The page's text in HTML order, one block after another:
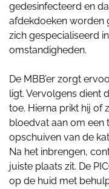
gedesinfecteerd en
afdekdoeken worden
zich gespecialiseerd
omstandigheden.
De MBB’er zorgt
ligt. Vervolgens dient
toe. Hierna prikt hij of
bloedvat aan om een
opschuiven van de
Na het inbrengen,
juiste plaats zit. De
op de huid met